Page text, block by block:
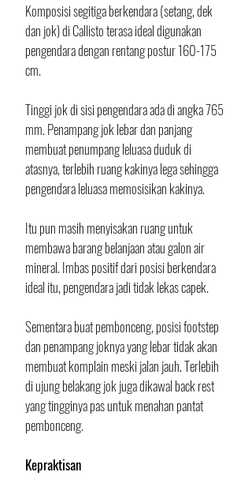
Komposisi segitiga berkendara (setang, dek
dan jok) di Callisto terasa ideal digunakan
pengendara dengan rentang postur 160-175
cm.
Tinggi jok di sisi pengendara ada di angka 765
mm. Penampang jok lebar dan panjang
membuat penumpang leluasa duduk di
atasnya, terlebih ruang kakinya lega sehingga
pengendara leluasa memosisikan kakinya.
Itu pun masih menyisakan ruang untuk
membawa barang belanjaan atau galon air
mineral. Imbas positif dari posisi berkendara
ideal itu, pengendara jadi tidak lekas capek.
Sementara buat pembonceng, posisi footstep
dan penampang joknya yang lebar tidak akan
membuat komplain meski jalan jauh. Terlebih
di ujung belakang jok juga dikawal back rest
yang tingginya pas untuk menahan pantat
pembonceng.
Kepraktisan